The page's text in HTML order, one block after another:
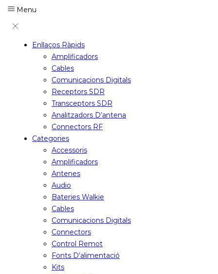
Menu
Enllaços Ràpids
Amplificadors
Cables
Comunicacions Digitals
Receptors SDR
Transceptors SDR
Analitzadors D’antena
Connectors RF
Categories
Accessoris
Amplificadors
Antenes
Audio
Bateries Walkie
Cables
Comunicacions Digitals
Connectors
Control Remot
Fonts D’alimentació
Kits